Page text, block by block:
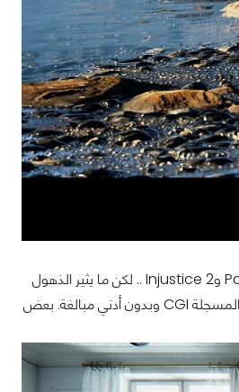
ظهرت قدرات المحرك بجلاء في العاب مثل Gears Of War 4 و HellBlade Senua's Sacrfice، اضافة الي Paragon وInjustice 2 .. لكن ما يثير الذهول
حقا هو مستوي الرسوميات الذي وصل اليه المطورون المستقلون، لقد وصلوا به حقا الي مستوي رسوم العروض الآلية المسجلة CGI وبدون أدني مبالغة. بعض